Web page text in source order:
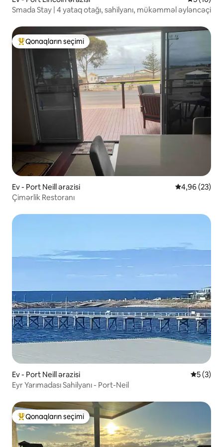
Smada Stay | 4 yataq otağı, sahilyanı, mükəmməl əyləncəçi
Populyar "Qonaqların seçimi"
Qonaqların seçimi
Ev - Port Neill ərazisi Ortalama
4,96 (23)
Çimərlik Restoranı
Ev - Port Neill ərazisi
5 (3)
Eyr Yarımadası Sahilyanı - Port-Neil
Populyar "Qonaqların seçimi"
Qonaqların seçimi